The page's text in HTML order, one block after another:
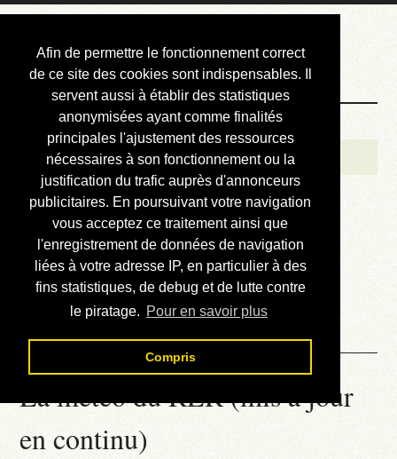
Afin de permettre le fonctionnement correct
de ce site des cookies sont indispensables. Il
servent aussi à établir des statistiques
anonymisées ayant comme finalités
principales l'ajustement des ressources
nécessaires à son fonctionnement ou la
justification du trafic auprès d'annonceurs
publicitaires. En poursuivant votre navigation
vous acceptez ce traitement ainsi que
l'enregistrement de données de navigation
liées à votre adresse IP, en particulier à des
fins statistiques, de debug et de lutte contre
le piratage. Pour en savoir plus
Compris
Courbis, « LE »
Blog Officiel
Bienvenue
Réalisations
Divers (et d’été)
Annonces
Liens externes
Téléchargement
Contact
La météo du RER (mis à jour
en continu)